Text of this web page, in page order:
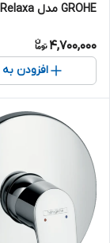
4,700,000
افزودن